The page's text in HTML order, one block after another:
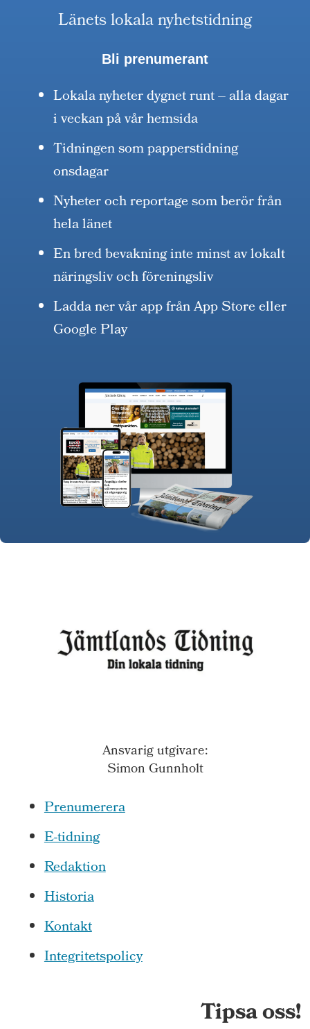
Länets lokala nyhetstidning
Bli prenumerant
Lokala nyheter dygnet runt – alla dagar
i veckan på vår hemsida
Tidningen som papperstidning
onsdagar
Nyheter och reportage som berör från
hela länet
En bred bevakning inte minst av lokalt
näringsliv och föreningsliv
Ladda ner vår app från App Store eller
Google Play
Ansvarig utgivare:
Simon Gunnholt
Prenumerera
E-tidning
Redaktion
Historia
Kontakt
Integritetspolicy
Tipsa oss!